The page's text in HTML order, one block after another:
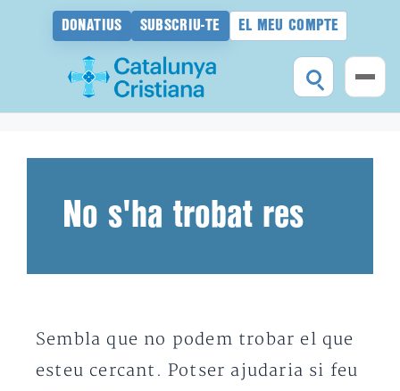
DONATIUS SUBSCRIU-TE EL MEU COMPTE
No s'ha trobat res
Sembla que no podem trobar el que
esteu cercant. Potser ajudaria si feu